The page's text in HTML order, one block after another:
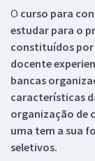
O curso para
estudar para o
constituídos
docente
bancas
características
organização de
uma tem a sua
seletivos.